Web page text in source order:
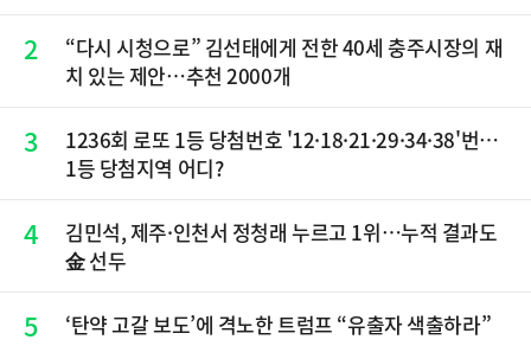
2
“다시 시청으로” 김선태에게 전한 40세 충주시장의 재
치 있는 제안…추천 2000개
3
1236회 로또 1등 당첨번호 '12·18·21·29·34·38'번…
1등 당첨지역 어디?
4
김민석, 제주·인천서 정청래 누르고 1위…누적 결과도
金 선두
5 ‘탄약 고갈 보도’에 격노한 트럼프 “유출자 색출하라”